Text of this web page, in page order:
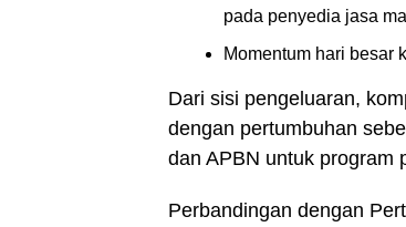
pada penyedia jasa
Momentum hari besar
Dari sisi pengeluaran,
dengan pertumbuhan
dan APBN untuk program
Perbandingan dengan